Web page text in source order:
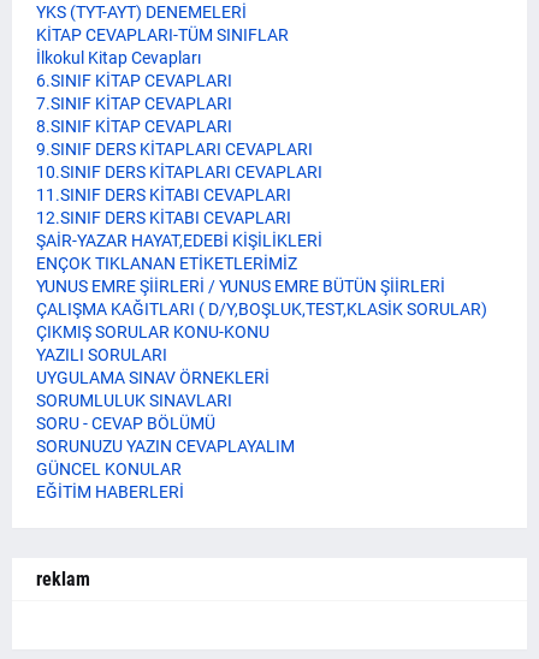
YKS (TYT-AYT) DENEMELERİ
KİTAP CEVAPLARI-TÜM SINIFLAR
İlkokul Kitap Cevapları
6.SINIF KİTAP CEVAPLARI
7.SINIF KİTAP CEVAPLARI
8.SINIF KİTAP CEVAPLARI
9.SINIF DERS KİTAPLARI CEVAPLARI
10.SINIF DERS KİTAPLARI CEVAPLARI
11.SINIF DERS KİTABI CEVAPLARI
12.SINIF DERS KİTABI CEVAPLARI
ŞAİR-YAZAR HAYAT,EDEBİ KİŞİLİKLERİ
ENÇOK TIKLANAN ETİKETLERİMİZ
YUNUS EMRE ŞİİRLERİ / YUNUS EMRE BÜTÜN ŞİİRLERİ
ÇALIŞMA KAĞITLARI ( D/Y,BOŞLUK,TEST,KLASİK SORULAR)
ÇIKMIŞ SORULAR KONU-KONU
YAZILI SORULARI
UYGULAMA SINAV ÖRNEKLERİ
SORUMLULUK SINAVLARI
SORU - CEVAP BÖLÜMÜ
SORUNUZU YAZIN CEVAPLAYALIM
GÜNCEL KONULAR
EĞİTİM HABERLERİ
reklam